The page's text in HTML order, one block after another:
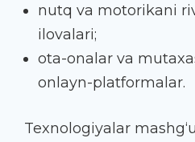
nutq va motorikani
ilovalari;
ota-onalar va
onlayn-platformalar.
Texnologiyalar